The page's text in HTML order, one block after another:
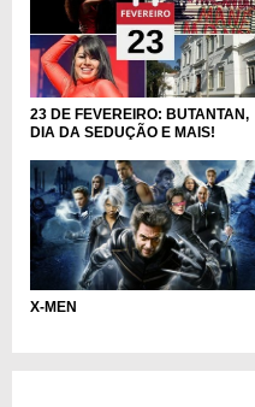
23 DE FEVEREIRO: BUTANTAN,
DIA DA SEDUÇÃO E MAIS!
X-MEN